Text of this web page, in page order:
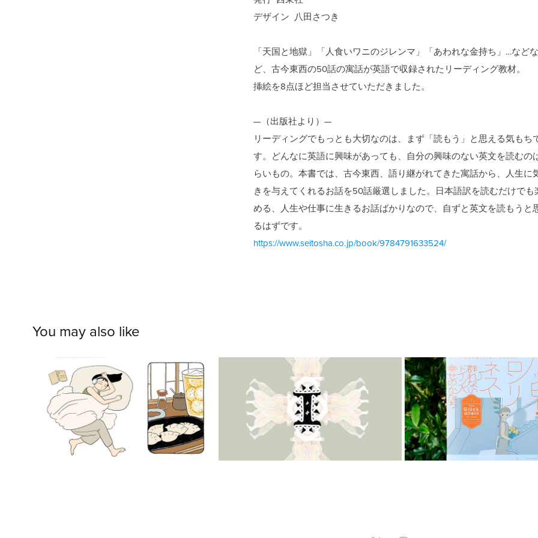
デザイン 八田さつき
「天国と地獄」「人食いワニのジレンマ」「あわれな金持ち」…などな
ど、古今東西の50話の寓話が英語で収録されたリーディング教材。
挿絵を8点ほど担当させていただきました。
—（出版社より）—
リーディングでもっとも大切なのは、まず「読もう」と思える気もち
す。どんなに英語に興味があっても、自分の興味のない英文を読むの
らいもの。本書では、古今東西、語り継がれてきた寓話から、人生に
きを与えてくれるお話を50話厳選しました。日本語訳を読むだけでも
める、人生や仕事に生きるお話ばかりなので、自ずと英文を読もうと
るはずです。
https://www.seitosha.co.jp/book/9784791633524/
You may also like
この春｜original work 増殖｜オリジナルイラス
ト
マリー・ルイーゼ
ター『ハッピー・
ネス』装画｜
WORK